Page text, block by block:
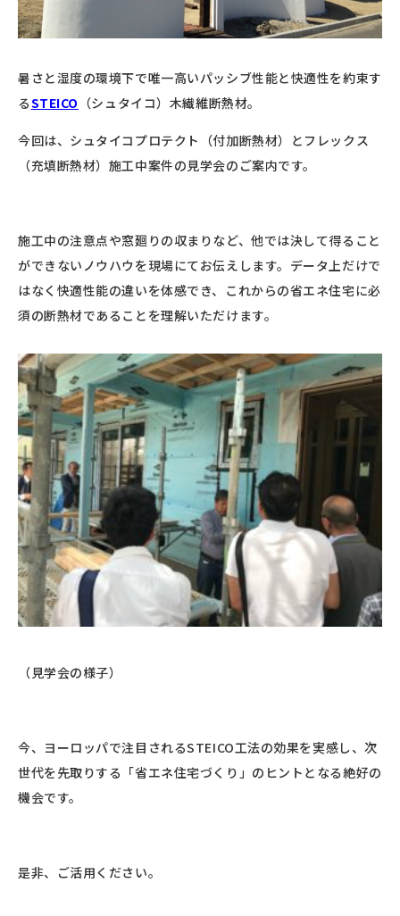
暑さと湿度の環境下で唯一高いパッシブ性能と快適性を約束す
るSTEICO （シュタイコ）木繊維断熱材。
今回は、シュタイコプロテクト（付加断熱材）とフレックス
（充填断熱材）施工中案件の見学会のご案内です。
施工中の注意点や窓廻りの収まりなど、他では決して得ること
ができないノウハウを現場にてお伝えします。データ上だけで
はなく快適性能の違いを体感でき、これからの省エネ住宅に必
須の断熱材であることを理解いただけます。
（見学会の様子）
今、ヨーロッパで注目されるSTEICO工法の効果を実感し、次
世代を先取りする「省エネ住宅づくり」のヒントとなる絶好の
機会です。
是非、ご活用ください。